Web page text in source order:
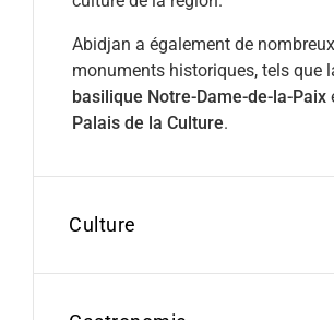
Abidjan a également de nombreux
monuments historiques, tels que
basilique Notre-Dame-de-la-Paix
Palais de la Culture.
Culture